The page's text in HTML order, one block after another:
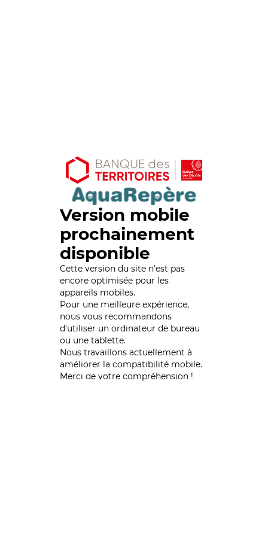
Version mobile
prochainement
disponible
Cette version du site n’est pas
encore optimisée pour les
appareils mobiles.
Pour une meilleure expérience,
nous vous recommandons
d'utiliser un ordinateur de bureau
ou une tablette.
Nous travaillons actuellement à
améliorer la compatibilité mobile.
Merci de votre compréhension !